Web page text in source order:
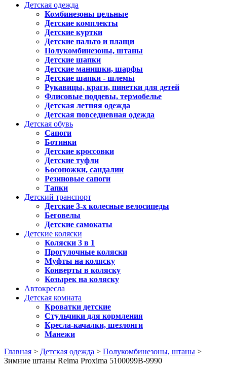
Детская одежда
Комбинезоны цельные
Детские комплекты
Детские куртки
Детские пальто и плащи
Полукомбинезоны, штаны
Детские шапки
Детские манишки, шарфы
Детские шапки - шлемы
Рукавицы, краги, пинетки для детей
Флисовые поддевы, термобелье
Детская летняя одежда
Детская повседневная одежда
Детская обувь
Сапоги
Ботинки
Детские кроссовки
Детские туфли
Босоножки, сандалии
Резиновые сапоги
Тапки
Детский транспорт
Детские 3-х колесные велосипеды
Беговелы
Детские самокаты
Детские коляски
Коляски 3 в 1
Прогулочные коляски
Муфты на коляску
Конверты в коляску
Козырек на коляску
Автокресла
Детская комната
Кроватки детские
Стульчики для кормления
Кресла-качалки, шезлонги
Манежи
Главная > Детская одежда > Полукомбинезоны, штаны >
Зимние штаны Reima Proxima 5100099B-9990